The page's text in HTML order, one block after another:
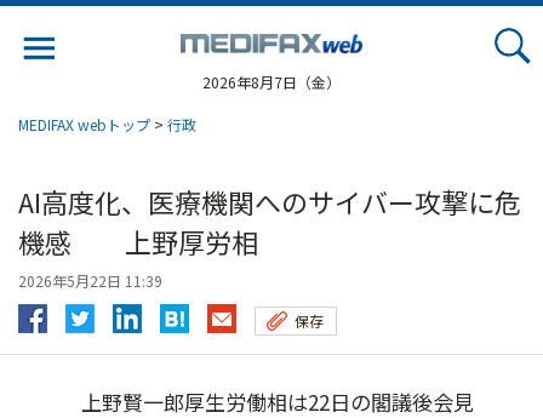
2026年8月7日（金）
MEDIFAX webトップ > 行政
AI高度化、医療機関へのサイバー攻撃に危
機感 上野厚労相
2026年5月22日 11:39
保存
上野賢一郎厚生労働相は22日の閣議後会見